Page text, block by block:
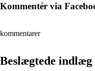
Kommentér via
kommentarer
Beslægtede indlæg